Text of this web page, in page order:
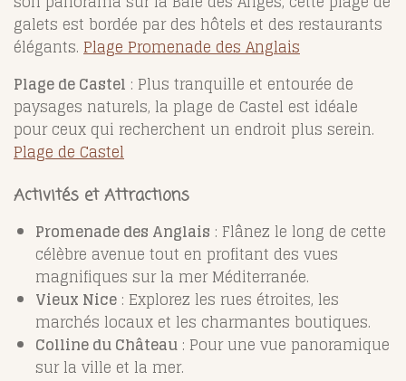
galets est bordée par des hôtels et des restaurants
élégants. Plage Promenade des Anglais
Plage de Castel : Plus tranquille et entourée de
paysages naturels, la plage de Castel est idéale
pour ceux qui recherchent un endroit plus serein.
Plage de Castel
Activités et Attractions
Promenade des Anglais : Flânez le long de cette
célèbre avenue tout en profitant des vues
magnifiques sur la mer Méditerranée.
Vieux Nice : Explorez les rues étroites, les
marchés locaux et les charmantes boutiques.
Colline du Château : Pour une vue panoramique
sur la ville et la mer.